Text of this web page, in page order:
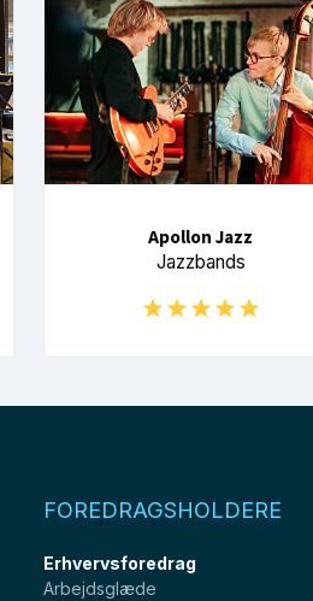
Apollon Jazz
Jazzbands
FOREDRAGSHOLDERE
Erhvervsforedrag
Arbejdsglæde